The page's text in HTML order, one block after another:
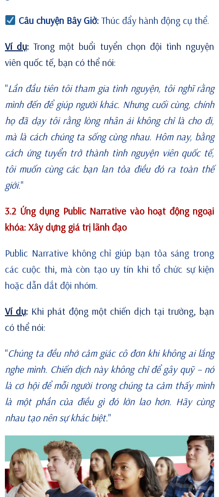
Câu chuyện Bây Giờ:Thúc đẩy hành động cụ thể.
Ví dụ: Trong một buổi tuyển chọn đội tình nguyện
viên quốc tế, bạn có thể nói:
"Lần đầu tiên tôi tham gia tình nguyện, tôi nghĩ rằng
mình đến để giúp người khác. Nhưng cuối cùng, chính
họ đã dạy tôi rằng lòng nhân ái không chỉ là cho đi,
mà là cách chúng ta sống cùng nhau. Hôm nay, bằng
cách ứng tuyển trở thành tình nguyện viên quốc tế,
tôi muốn cùng các bạn lan tỏa điều đó ra toàn thế
giới."
3.2 Ứng dụng Public Narrative vào hoạt động ngoại
khóa: Xây dựng giá trị lãnh đạo
Public Narrative không chỉ giúp bạn tỏa sáng trong
các cuộc thi, mà còn tạo uy tín khi tổ chức sự kiện
hoặc dẫn dắt đội nhóm.
Ví dụ:Khi phát động một chiến dịch tại trường, bạn
có thể nói:
"Chúng ta đều nhớ cảm giác cô đơn khi không ai lắng
nghe mình. Chiến dịch này không chỉ để gây quỹ – nó
là cơ hội để mỗi người trong chúng ta cảm thấy mình
là một phần của điều gì đó lớn lao hơn. Hãy cùng
nhau tạo nên sự khác biệt."